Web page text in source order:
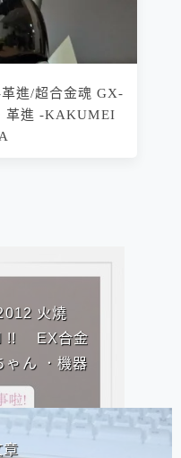
進/超合金魂 GX-
革進 -KAKUMEI
火燒
!! EX合金
ん ．機器
蕾)
章